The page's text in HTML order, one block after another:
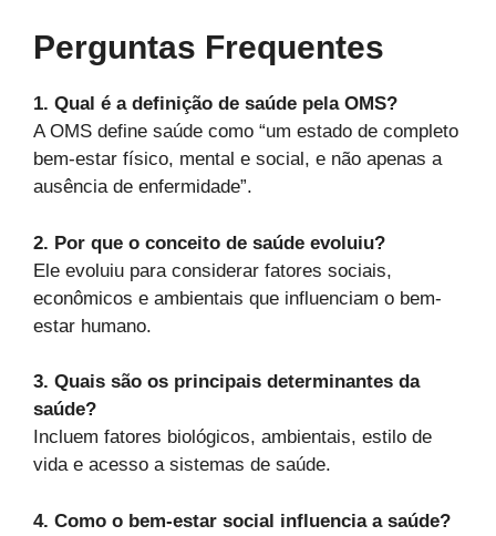
Perguntas Frequentes
1. Qual é a definição de saúde pela OMS?
A OMS define saúde como “um estado de completo
bem-estar físico, mental e social, e não apenas a
ausência de enfermidade”.
2. Por que o conceito de saúde evoluiu?
Ele evoluiu para considerar fatores sociais,
econômicos e ambientais que influenciam o bem-
estar humano.
3. Quais são os principais determinantes da
saúde?
Incluem fatores biológicos, ambientais, estilo de
vida e acesso a sistemas de saúde.
4. Como o bem-estar social influencia a saúde?